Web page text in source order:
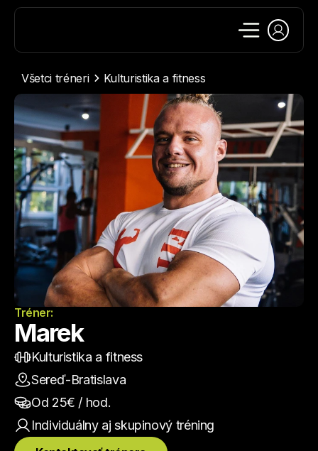
Všetci tréneri Kulturistika a fitness
Tréner:
Marek
Kulturistika a fitness
Sereď-Bratislava
Od 25€ / hod.
Individuálny aj skupinový tréning